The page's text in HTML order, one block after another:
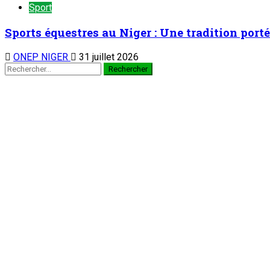
Sport
Sports équestres au Niger : Une tradition
ONEP NIGER 31 juillet 2026